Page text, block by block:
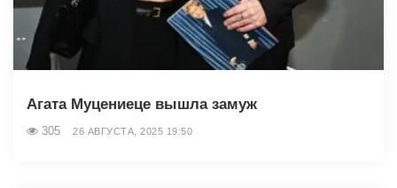
Агата Муцениеце вышла замуж
305 26 АВГУСТА, 2025 19:50